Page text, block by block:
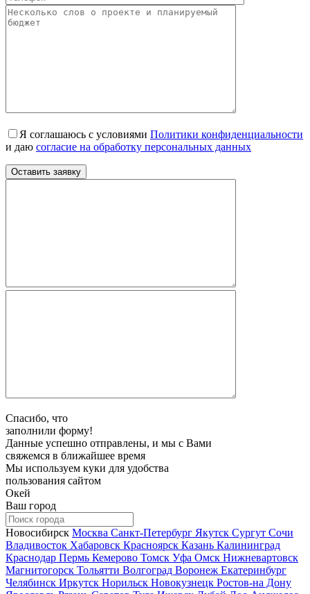
Я соглашаюсь с условиями Политики конфиденциальности
и даю согласие на обработку персональных данных
Спасибо, что
заполнили форму!
Данные успешно отправлены, и мы с Вами
свяжемся в ближайшее время
Мы используем куки для удобства
пользования сайтом
Окей
Ваш город
Новосибирск Москва Санкт-Петербург Якутск Сургут Сочи
Владивосток Хабаровск Красноярск Казань Калининград
Краснодар Пермь Кемерово Томск Уфа Омск Нижневартовск
Магнитогорск Тольятти Волгоград Воронеж Екатеринбург
Челябинск Иркутск Норильск Новокузнецк Ростов-на Дону